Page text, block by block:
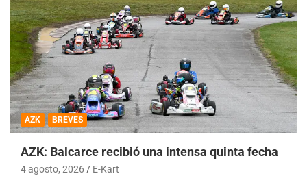
AZK BREVES
AZK: Balcarce recibió una intensa quinta fecha
4 agosto, 2026 E-Kart